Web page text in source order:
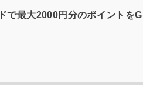
で最大2000円分のポイントを